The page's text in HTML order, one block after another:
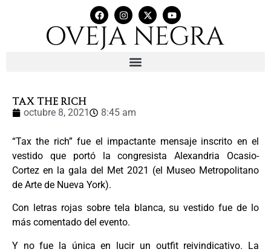
tax the rich
octubre 8, 2021 8:45 am
“Tax the rich” fue el impactante mensaje inscrito en el
vestido que portó la congresista Alexandria Ocasio-
Cortez en la gala del Met 2021 (el Museo Metropolitano
de Arte de Nueva York).
Con letras rojas sobre tela blanca, su vestido fue de lo
más comentado del evento.
Y no fue la única en lucir un outfit reivindicativo. La